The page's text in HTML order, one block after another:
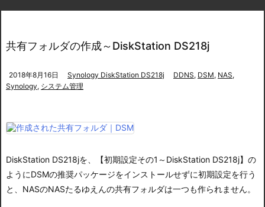
共有フォルダの作成～DiskStation DS218j
2018年8月16日 Synology DiskStation DS218j DDNS, DSM, NAS,
Synology, システム管理
DiskStation DS218jを、【初期設定その1～DiskStation DS218j】の
ようにDSMの推奨パッケージをインストールせずに初期設定を行う
と、NASのNASたるゆえんの共有フォルダは一つも作られません。